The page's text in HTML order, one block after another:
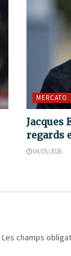
MERCATO
Jacques
regards
04/05/2026
Les champs